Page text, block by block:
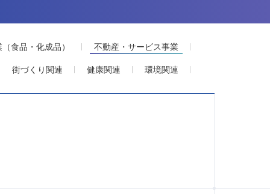
食品・化成品） 不動産・サービス事業
街づくり関連 健康関連 環境関連